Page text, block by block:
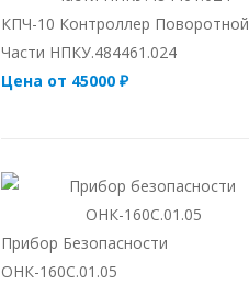
КПЧ-10 Контроллер Поворотной
Части НПКУ.484461.024
Цена от 45000 ₽
Прибор Безопасности
ОНК-160С.01.05